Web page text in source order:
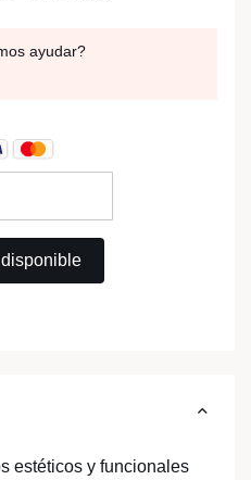
estéticos y funcionales
ayudar?